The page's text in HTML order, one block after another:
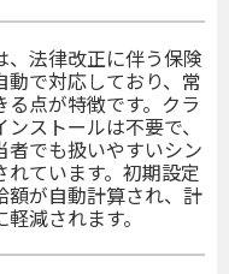
、法律改正に伴う保険
で対応しており、常
点が特徴です。クラ
ストールは不要で、
者でも扱いやすいシン
ています。初期設定
額が自動計算され、計
減されます。